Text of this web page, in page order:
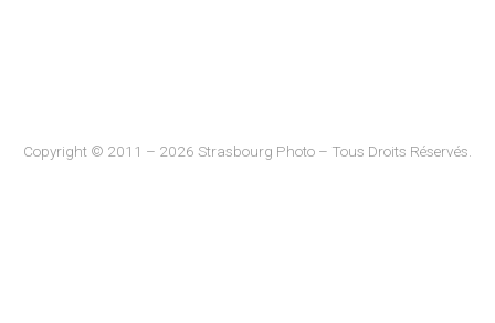
Copyright © 2011 – 2026 Strasbourg Photo – Tous Droits Réservés.